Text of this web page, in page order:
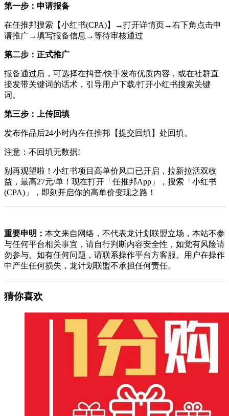
第一步：申请报备
在任推邦搜索【小红书(CPA)】→打开详情页→右下角点击申
请推广→填写报备信息→等待审核通过
第二步：正式推广
报备通过后，可选择在抖音/快手发布优质内容，或在社群直
接发带关键词的话术，引导用户下载/打开小红书搜索关键
词。
第三步：上传回填
发布作品后24小时内在任推邦【提交回填】处回填。
注意：不回填无数据!
别再观望啦！小红书项目高单价风口已开启，拉新拉活双收
益，最高27元/单！现在打开「任推邦App」，搜索「小红书
(CPA)」，即刻开启你的高单价变现之路！
重要申明： 本文来自网络，不代表龙计划联盟立场，本站不参
与任何平台相关事宜，请自行判断内容安全性，如觉有风险请
勿参与。如有任何问题，请联系操作平台方客服。用户在操作
中产生任何损失，龙计划联盟不承担任何责任。
猜你喜欢